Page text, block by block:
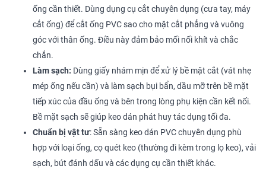
ống cần thiết. Dùng dụng cụ cắt chuyên dụng (cưa tay, máy
cắt ống) để cắt ống PVC sao cho mặt cắt phẳng và vuông
góc với thân ống. Điều này đảm bảo mối nối khít và chắc
chắn.
Làm sạch: Dùng giấy nhám mịn để xử lý bề mặt cắt (vát nhẹ
mép ống nếu cần) và làm sạch bụi bẩn, dầu mỡ trên bề mặt
tiếp xúc của đầu ống và bên trong lòng phụ kiện cần kết nối.
Bề mặt sạch sẽ giúp keo dán phát huy tác dụng tối đa.
Chuẩn bị vật tư: Sẵn sàng keo dán PVC chuyên dụng phù
hợp với loại ống, cọ quét keo (thường đi kèm trong lọ keo), vải
sạch, bút đánh dấu và các dụng cụ cần thiết khác.